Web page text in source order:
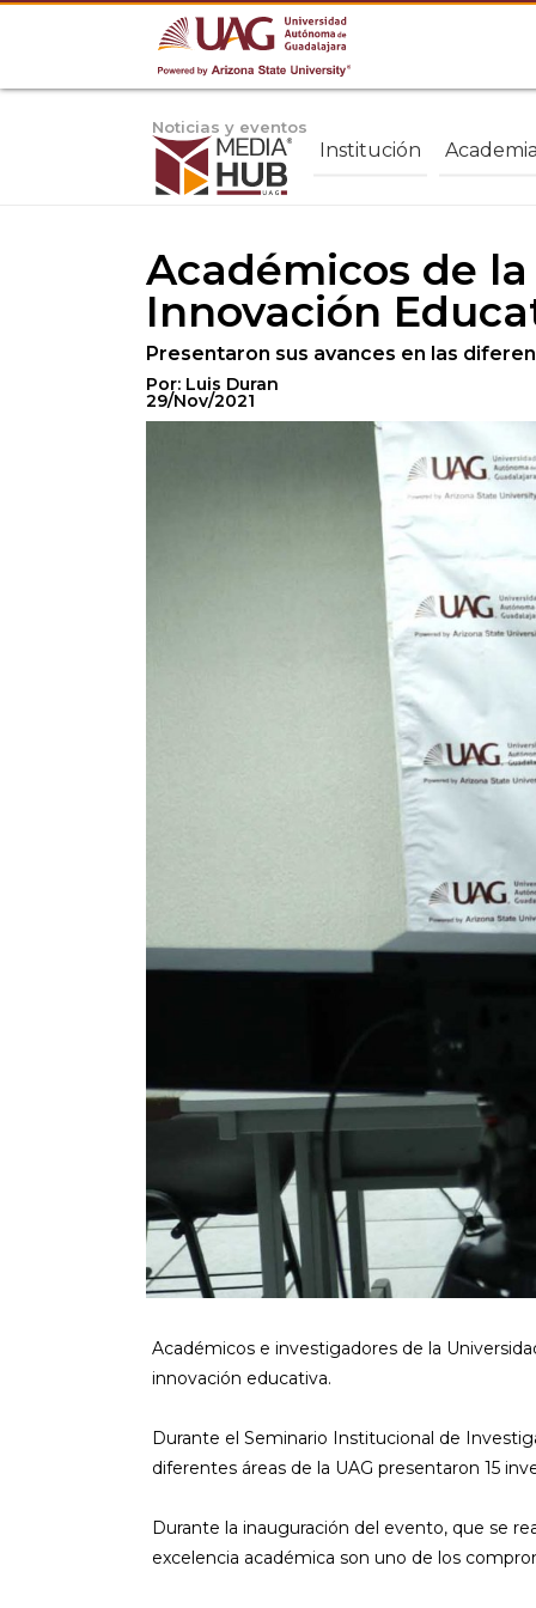
Noticias y eventos
Institución
Académicos de
Innovación
Presentaron sus avances en las
Por: Luis Duran
29/Nov/2021
Académicos e investigadores de la
innovación educativa.
Durante el Seminario Institucional de
diferentes áreas de la UAG presentaron 15
Durante la inauguración del evento, que se
excelencia académica son uno de los